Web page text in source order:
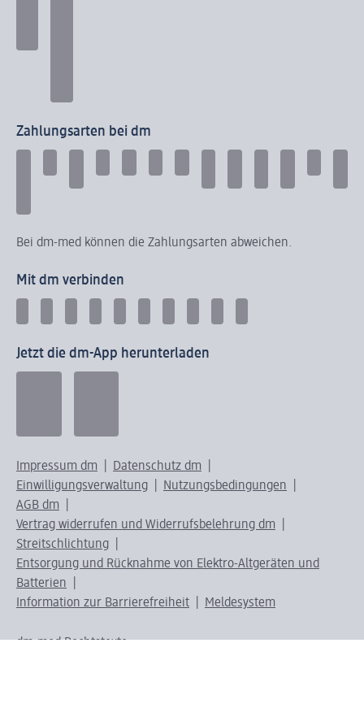
Zahlungsarten bei dm
Bei dm-med können die Zahlungsarten abweichen.
Mit dm verbinden
Jetzt die dm-App herunterladen
Impressum dm
Datenschutz dm
Einwilligungsverwaltung
Nutzungsbedingungen
AGB dm
Vertrag widerrufen und Widerrufsbelehrung dm
Streitschlichtung
Entsorgung und Rücknahme von Elektro-Altgeräten und
Batterien
Information zur Barrierefreiheit
Meldesystem
dm-med Rechtstexte